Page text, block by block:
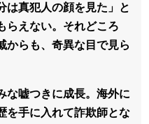
は真犯人の顔を見た」と
らえない。それどころ
からも、奇異な目で見ら
な嘘つきに成長。海外に
を手に入れて詐欺師とな